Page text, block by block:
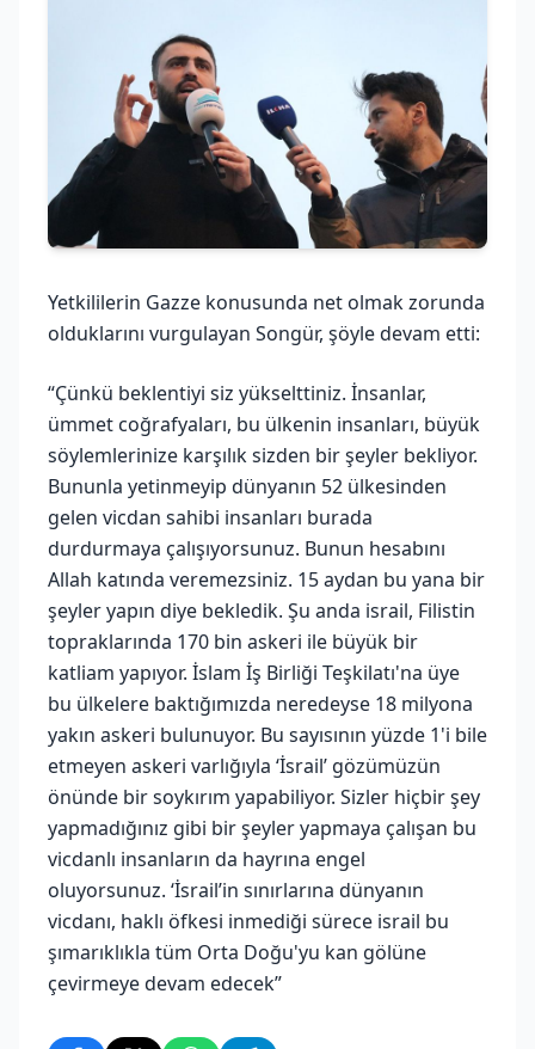
Yetkililerin Gazze konusunda net olmak zorunda
olduklarını vurgulayan Songür, şöyle devam etti:
“Çünkü beklentiyi siz yükselttiniz. İnsanlar,
ümmet coğrafyaları, bu ülkenin insanları, büyük
söylemlerinize karşılık sizden bir şeyler bekliyor.
Bununla yetinmeyip dünyanın 52 ülkesinden
gelen vicdan sahibi insanları burada
durdurmaya çalışıyorsunuz. Bunun hesabını
Allah katında veremezsiniz. 15 aydan bu yana bir
şeyler yapın diye bekledik. Şu anda israil, Filistin
topraklarında 170 bin askeri ile büyük bir
katliam yapıyor. İslam İş Birliği Teşkilatı'na üye
bu ülkelere baktığımızda neredeyse 18 milyona
yakın askeri bulunuyor. Bu sayısının yüzde 1'i bile
etmeyen askeri varlığıyla ‘İsrail’ gözümüzün
önünde bir soykırım yapabiliyor. Sizler hiçbir şey
yapmadığınız gibi bir şeyler yapmaya çalışan bu
vicdanlı insanların da hayrına engel
oluyorsunuz. ‘İsrail’in sınırlarına dünyanın
vicdanı, haklı öfkesi inmediği sürece israil bu
şımarıklıkla tüm Orta Doğu'yu kan gölüne
çevirmeye devam edecek”